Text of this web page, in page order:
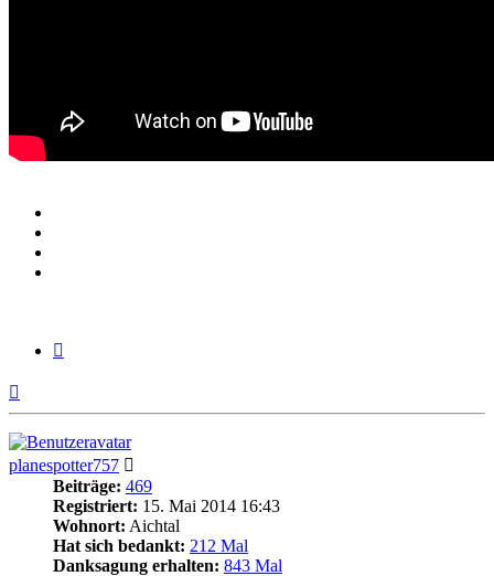
planespotter757
Beiträge: 469
Registriert: 15. Mai 2014 16:43
Wohnort: Aichtal
Hat sich bedankt: 212 Mal
Danksagung erhalten: 843 Mal